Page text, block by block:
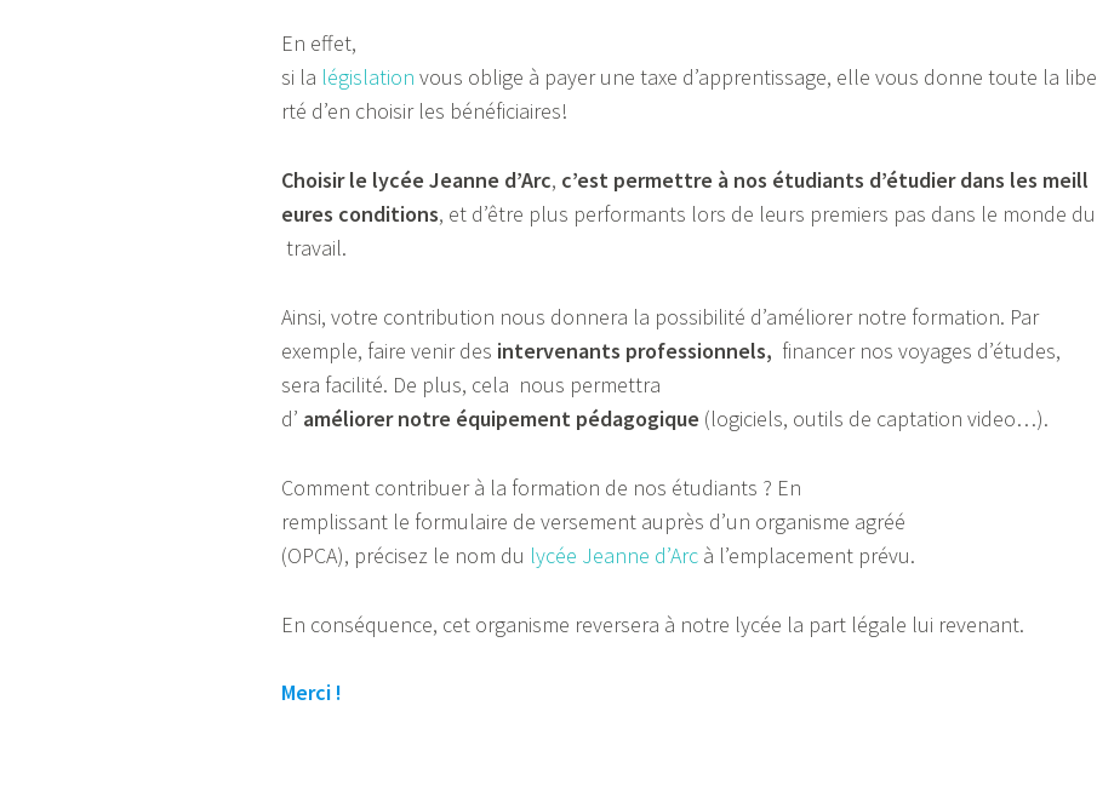
En effet,
si la législation vous oblige à payer une taxe d’apprentissage, elle vous donne toute la libe
rté d’en choisir les bénéficiaires!
Choisir le lycée Jeanne d’Arc, c’est permettre à nos étudiants d’étudier dans les meill
eures conditions, et d’être plus performants lors de leurs premiers pas dans le monde du
travail.
Ainsi, votre contribution nous donnera la possibilité d’améliorer notre formation. Par
exemple, faire venir des intervenants professionnels, financer nos voyages d’études,
sera facilité. De plus, cela nous permettra
d’ améliorer notre équipement pédagogique (logiciels, outils de captation video…).
Comment contribuer à la formation de nos étudiants ? En
remplissant le formulaire de versement auprès d’un organisme agréé
(OPCA), précisez le nom du lycée Jeanne d’Arc à l’emplacement prévu.
En conséquence, cet organisme reversera à notre lycée la part légale lui revenant.
Merci !